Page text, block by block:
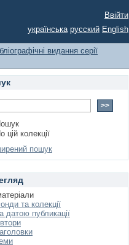
за датоюВвійти
українська русский English
видання серії
цій колекції
пошук
та колекції
датою публикації